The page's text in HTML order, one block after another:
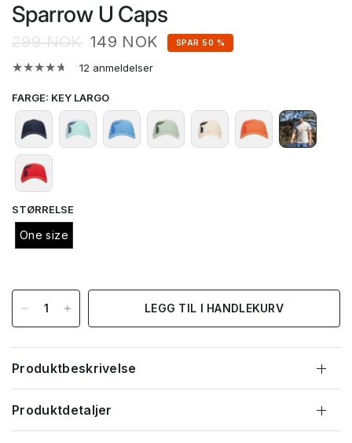
Sparrow U Caps
299 NOK 149 NOK SPAR 50 %
12 anmeldelser
FARGE: KEY LARGO
STØRRELSE
One size
LEGG TIL I HANDLEKURV
Produktbeskrivelse
Produktdetaljer